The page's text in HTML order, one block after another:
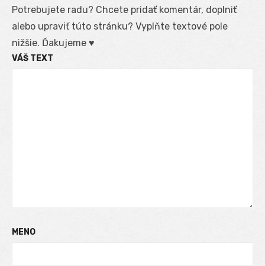
Potrebujete radu? Chcete pridať komentár, doplniť
alebo upraviť túto stránku? Vyplňte textové pole
nižšie. Ďakujeme ♥
VÁŠ TEXT
MENO